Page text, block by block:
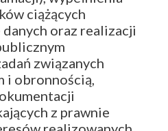
ciążących
oraz realizacji
związanych
i obronnością,
z prawnie